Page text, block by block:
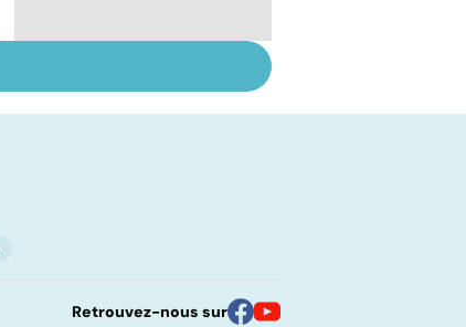
attention, grossesse
Retrouvez-nous sur